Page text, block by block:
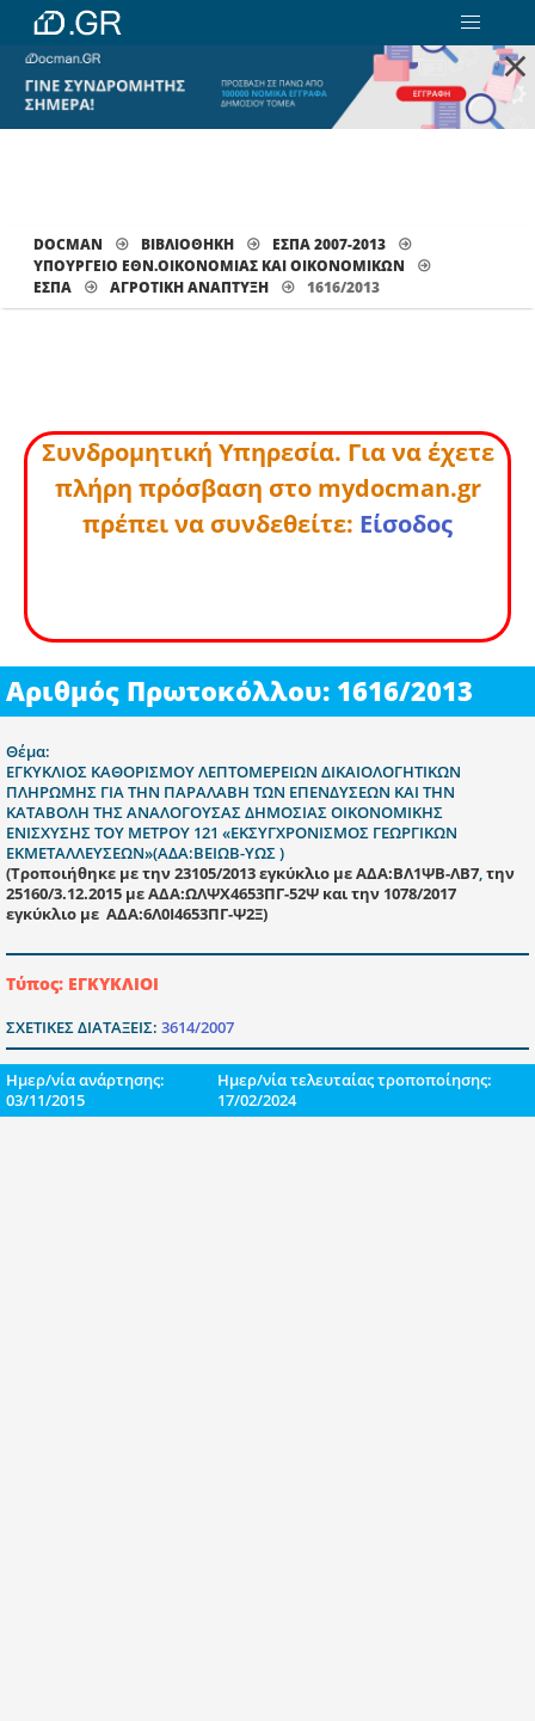
×
DOCMAN ΒΙΒΛΙΟΘΗΚΗ
ΕΣΠΑ 2007-2013
ΥΠΟΥΡΓΕΙΟ ΕΘΝ.ΟΙΚΟΝΟΜΙΑΣ ΚΑΙ ΟΙΚΟΝΟΜΙΚΩΝ
ΕΣΠΑ
ΑΓΡΟΤΙΚΉ ΑΝΆΠΤΥΞΗ 1616/2013
Συνδρομητική Υπηρεσία. Για να έχετε
πλήρη πρόσβαση στο mydocman.gr
πρέπει να συνδεθείτε: Είσοδος
Αριθμός Πρωτοκόλλου: 1616/2013
Θέμα:
ΕΓΚΥΚΛΙΟΣ ΚΑΘΟΡΙΣΜΟΥ ΛΕΠΤΟΜΕΡΕΙΩΝ ΔΙΚΑΙΟΛΟΓΗΤΙΚΩΝ
ΠΛΗΡΩΜΗΣ ΓΙΑ ΤΗΝ ΠΑΡΑΛΑΒΗ ΤΩΝ ΕΠΕΝΔΥΣΕΩΝ ΚΑΙ ΤΗΝ
ΚΑΤΑΒΟΛΗ ΤΗΣ ΑΝΑΛΟΓΟΥΣΑΣ ΔΗΜΟΣΙΑΣ ΟΙΚΟΝΟΜΙΚΗΣ
ΕΝΙΣΧΥΣΗΣ ΤΟΥ ΜΕΤΡΟΥ 121 «ΕΚΣΥΓΧΡΟΝΙΣΜΟΣ ΓΕΩΡΓΙΚΩΝ
ΕΚΜΕΤΑΛΛΕΥΣΕΩΝ»(ΑΔΑ:ΒΕΙΩΒ-ΥΩΣ )
(Tροποιήθηκε με την 23105/2013 εγκύκλιο με ΑΔΑ:ΒΛ1ΨΒ-ΛΒ7 την
25160/3.12.2015 με ΑΔΑ:ΩΛΨΧ4653ΠΓ-52Ψ και την 1078/2017
εγκύκλιο με ΑΔΑ:6Λ0Ι4653ΠΓ-Ψ2Ξ)
Τύπος: ΕΓΚΥΚΛΙΟΙ
ΣΧΕΤΙΚΕΣ ΔΙΑΤΑΞΕΙΣ: 3614/2007
Ημερ/νία ανάρτησης:
03/11/2015
Ημερ/νία τελευταίας τροποποίησης:
17/02/2024